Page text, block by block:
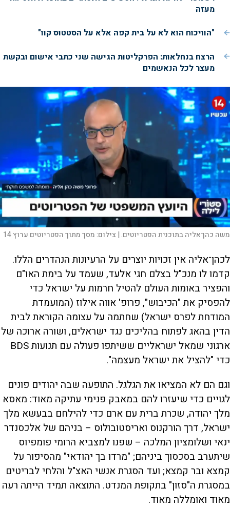
מעזה
"הוויכוח הוא לא על בית קפה אלא על הסטטוס קוו"
הרצח בנחלאות: הפרקליטות הגישה שני כתבי אישום ובקשת
מעצר לכל הנאשמים
משה כהן־אליה בתוכנית הפטריוטים. | צילום:מסך מתוך הפטריוטים ערוץ 14
לכהן־אליה אין זכויות יוצרים על הרעיונות הנהדרים הללו.
קדמו לו מנכ"ל בצלם חגי אלעד, שעמד על בימת האו"ם
והפציר באומות העולם להטיל חרמות על ישראל כדי
להפסיק את "הכיבוש", פרופ' אווה אילוז (המועמדת
המודחת לפרס ישראל) שחתמה על עצומה הקוראת לבית
הדין בהאג לפתוח בהליכים נגד ישראלים, ושורה ארוכה של
ארגוני שמאל ישראליים ששיתפו פעולה עם תנועות BDS
כדי "להציל את ישראל מעצמה".
וגם הם לא המציאו את הגלגל. התופעה שבה יהודים פונים
לגויים כדי שיעזרו להם במאבק פנימי עתיקה מאוד: מאסא
מלך יהודה, שכרת ברית עם ארם כדי להילחם בבעשא מלך
ישראל, דרך הורקנוס ואריסטובולוס – בניהם של אלכסנדר
ינאי ושלומציון המלכה – שפנו למצביא הרומי פומפיוס
שיתערב בסכסוך ביניהם; "מרדו בך יהודאי" מהסיפור על
קמצא ובר קמצא; ועד הסגרת אנשי האצ"ל והלחי לבריטים
במסגרת ה"סזון" בתקופת המנדט. התוצאה תמיד הייתה רעה
מאוד ואומללה מאוד.